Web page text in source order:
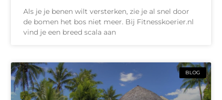
Als je je benen wilt versterken, zie je al snel door
de bomen het bos niet meer. Bij Fitnesskoerier.nl
vind je een breed scala aan
BLOG